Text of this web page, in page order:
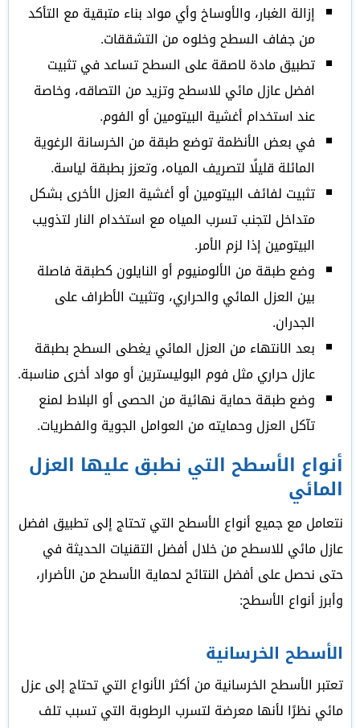
إزالة الغبار، والأوساخ وأي مواد بناء متبقية مع التأكد
من جفاف السطح وخلوه من التشققات.
تطبيق مادة لاصقة على السطح تساعد في تثبيت
افضل عازل مائي للاسطح وتزيد من التصاقه، وخاصة
عند استخدام أغشية البيتومين أو الفوم.
في بعض الأنظمة توضع طبقة من الخرسانة الرغوية
المائلة قليلًا لتصريف المياه، وتعزز بطبقة لياسة.
تثبيت لفائف البيتومين أو أغشية العزل الأخرى بشكل
متداخل لتجنب تسرب المياه مع استخدام النار لتذويب
البيتومين إذا لزم الأمر.
وضع طبقة من الألومنيوم أو النايلون كطبقة فاصلة
بين العزل المائي والحراري، وتثبيت الأطراف على
الجدران.
بعد الانتهاء من العزل المائي يغطى السطح بطبقة
عازل حراري مثل فوم البوليسترين أو مواد أخرى مناسبة.
وضع طبقة حماية نهائية من الحصى أو البلاط لمنع
تآكل العزل وحمايته من العوامل الجوية والفطريات.
أنواع الأسطح التي نطبق عليها العزل
المائي
نتعامل مع جميع أنواع الأسطح التي تحتاج إلى تطبيق افضل
عازل مائي للاسطح من خلال أفضل التقنيات الحديثة في
حتى نحصل على أفضل النتائح لحماية الأسطح من الأضرار،
وأبرز أنواع الأسطح:
الأسطح الخرسانية
تعتبر الأسطح الخرسانية من أكثر الأنواع التي تحتاج إلى عزل
مائي نظرًا لأنها معرضة لتسرب الرطوبة التي تسبب تلف